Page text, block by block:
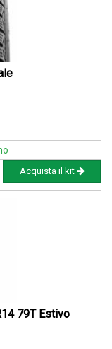
Acquista il kit
79T Estivo